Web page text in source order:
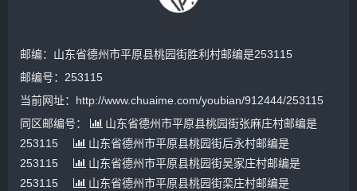
邮编：山东省德州市平原县桃园街胜利村邮编是253115
邮编号：253115
当前网址：http://www.chuaime.com/youbian/912444/253115
同区邮编号：
山东省德州市平原县桃园街张麻庄村邮编是
253115
山东省德州市平原县桃园街后永村邮编是
253115
山东省德州市平原县桃园街吴家庄村邮编是
253115
山东省德州市平原县桃园街栾庄村邮编是